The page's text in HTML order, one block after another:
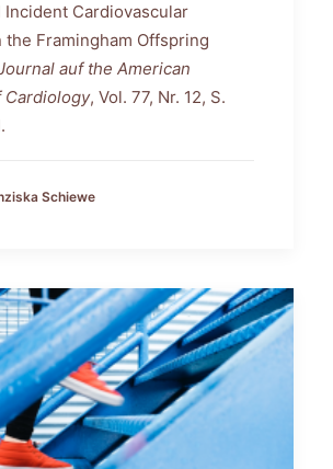
Incident Cardiovascular
the Framingham Offspring
auf the American
Cardiology, Vol. 77, Nr. 12, S.
Schiewe